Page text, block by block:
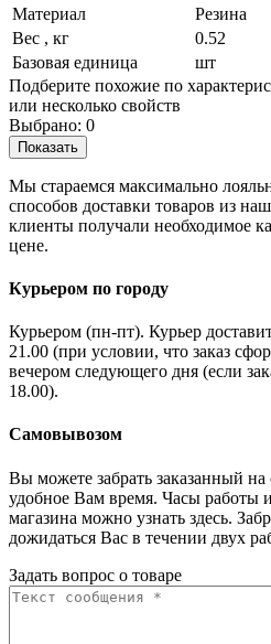
Материал
Резина
Вес , кг
0.52
Базовая единица
шт
Подберите похожие по
или несколько свойств
Выбрано: 0
Показать
Мы стараемся максимально
способов доставки товаров из
клиенты получали необходимое
цене.
Курьером по городу
Курьером (пн-пт). Курьер
21.00 (при условии, что заказ
вечером следующего дня (если
18.00).
Самовывозом
Вы можете забрать заказанный
удобное Вам время. Часы работы
магазина можно узнать здесь.
дожидаться Вас в течении двух
Задать вопрос о товаре